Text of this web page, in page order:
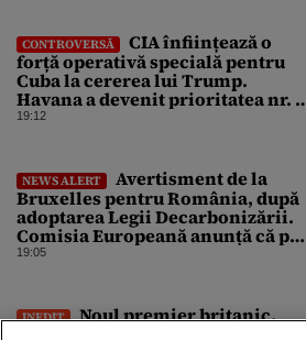
CONTROVERSĂ
CIA înființează o
forță operativă specială pentru
Cuba la cererea lui Trump.
Havana a devenit prioritatea nr. 1
alături de China, Iran și Rusia
19:12
NEWS ALERT
Avertisment de la
Bruxelles pentru România, după
adoptarea Legii Decarbonizării.
Comisia Europeană anunță că pot
fi „consecințe financiare”
19:05
INEDIT
Noul premier britanic,